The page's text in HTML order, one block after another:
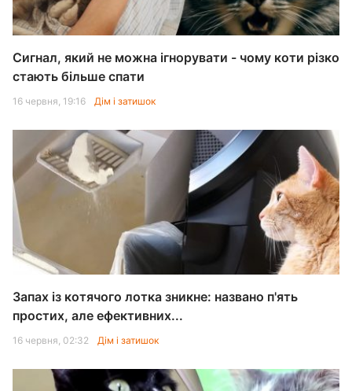
Сигнал, який не можна ігнорувати - чому коти різко
стають більше спати
16 червня, 19:16 Дім і затишок
Запах із котячого лотка зникне: названо п'ять
простих, але ефективних...
16 червня, 02:32 Дім і затишок